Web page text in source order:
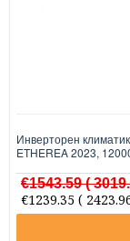
Инверторен
ETHEREA 2023,
€1543.59(
€1239.35 (